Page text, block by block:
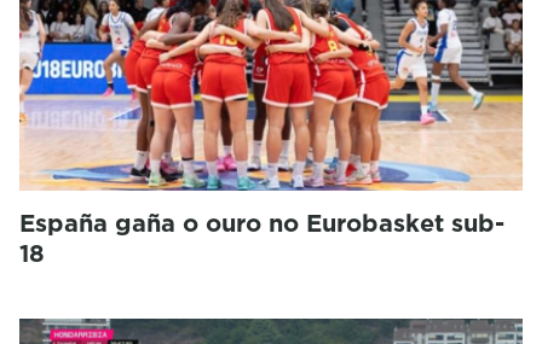
España gaña o ouro no Eurobasket sub-
18